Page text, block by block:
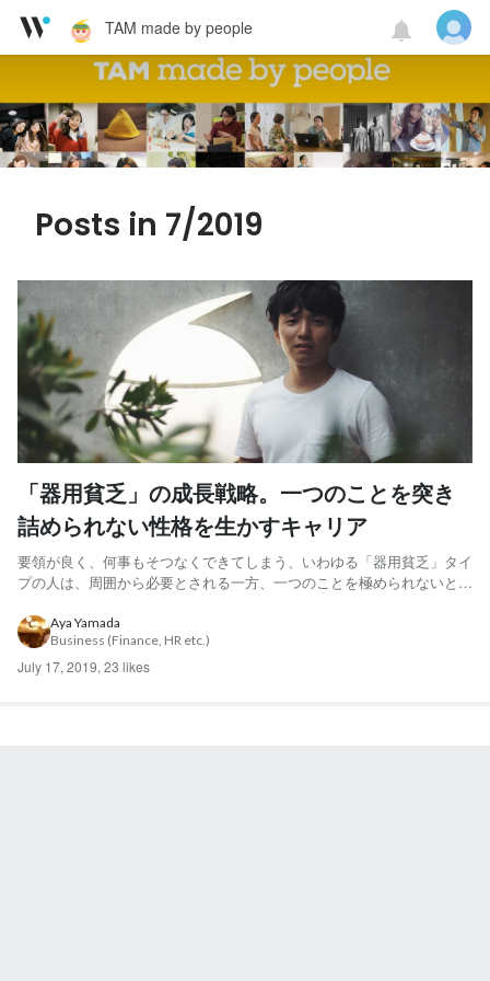
TAM made by people
Posts in 7/2019
「器用貧乏」の成長戦略。一つのことを突き
詰められない性格を生かすキャリア
要領が良く、何事もそつなくできてしまう、いわゆる「器用貧乏」タイ
プの人は、周囲から必要とされる一方、一つのことを極められないとい
懸命になれない自分なんて･･･」と悩む人もいるのではないでしょう
か。 しかし、たとえ一つのことを極めることはできないとして...
Aya Yamada
Business (Finance, HR etc.)
July 17, 2019, 23 likes